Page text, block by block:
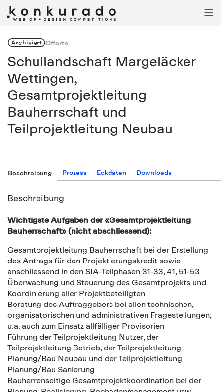

ArchiviertOfferte
Schullandschaft Margeläcker
Wettingen,
Gesamtprojektleitung
Bauherrschaft und
Teilprojektleitung Neubau
Beschreibung Prozess Eckdaten Downloads
Beschreibung
Wichtigste Aufgaben der «Gesamtprojektleitung
Bauherrschaft» (nicht abschliessend):
Gesamtprojektleitung Bauherrschaft bei der Erstellung
des Antrags für den Projektierungskredit sowie
anschliessend in den SIA-Teilphasen 31-33, 41, 51-53
Überwachung und Steuerung des Gesamtprojekts und
Koordinierung aller Projektbeteiligten
Beratung des Auftraggebers bei allen technischen,
organisatorischen und administrativen Fragestellungen,
u.a. auch zum Einsatz allfälliger Provisorien
Führung der Teilprojektleitung Nutzer, der
Teilprojektleitung Betrieb, der Teilprojektleitung
Planung/Bau Neubau und der Teilprojektleitung
Planung/Bau Sanierung
Bauherrenseitige Gesamtprojektkoordination bei der